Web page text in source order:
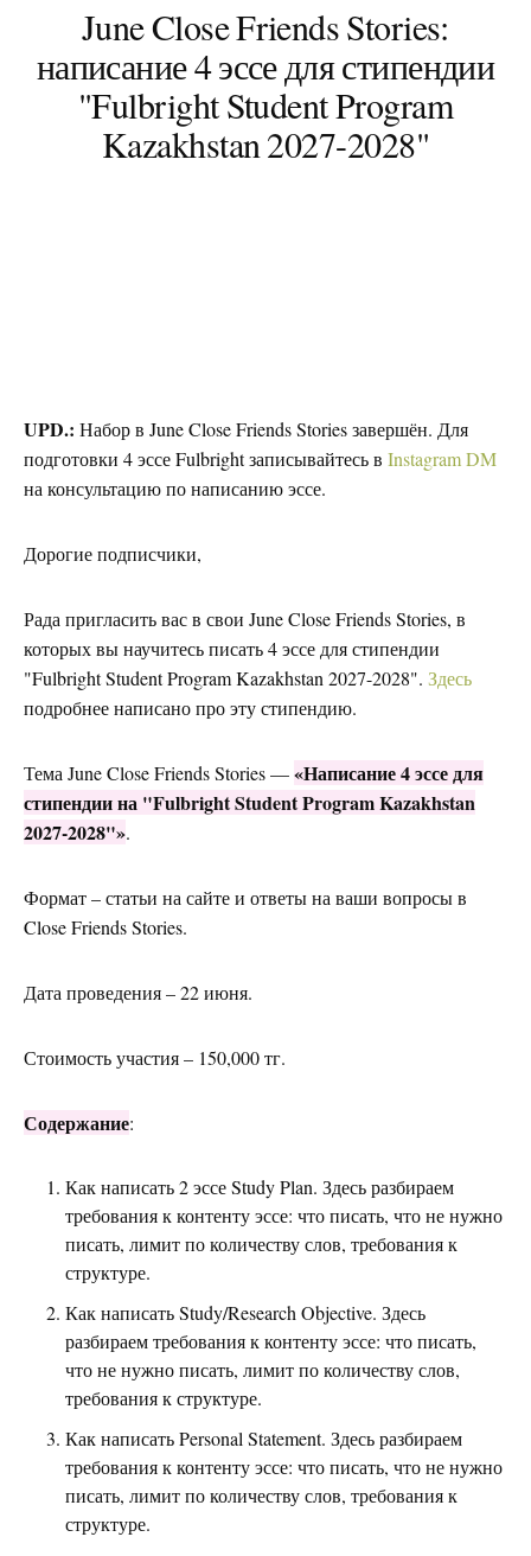
June Close Friends Stories:
написание 4 эссе для стипендии
"Fulbright Student Program
Kazakhstan 2027-2028"
UPD.: Набор в June Close Friends Stories завершён. Для
подготовки 4 эссе Fulbright записывайтесь в Instagram DM
на консультацию по написанию эссе.
Дорогие подписчики,
Рада пригласить вас в свои June Close Friends Stories, в
которых вы научитесь писать 4 эссе для стипендии
"Fulbright Student Program Kazakhstan 2027-2028". Здесь
подробнее написано про эту стипендию.
Тема June Close Friends Stories —«Написание 4 эссе для
стипендии на "Fulbright Student Program Kazakhstan
2027-2028"».
Формат – статьи на сайте и ответы на ваши вопросы в
Close Friends Stories.
Дата проведения – 22 июня.
Стоимость участия – 150,000 тг.
Содержание:
Как написать 2 эссе Study Plan. Здесь разбираем
требования к контенту эссе: что писать, что не нужно
писать, лимит по количеству слов, требования к
структуре.
Как написать Study/Research Objective. Здесь
разбираем требования к контенту эссе: что писать,
что не нужно писать, лимит по количеству слов,
требования к структуре.
Как написать Personal Statement. Здесь разбираем
требования к контенту эссе: что писать, что не нужно
писать, лимит по количеству слов, требования к
структуре.